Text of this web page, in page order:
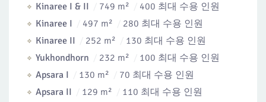
Kinaree I & II
749 m²
400 최대 수용 인원
Kinaree I
497 m²
280 최대 수용 인원
Kinaree II
252 m²
130 최대 수용 인원
Yukhondhorn
232 m²
100 최대 수용 인원
Apsara I
130 m²
70 최대 수용 인원
Apsara II
129 m²
110 최대 수용 인원